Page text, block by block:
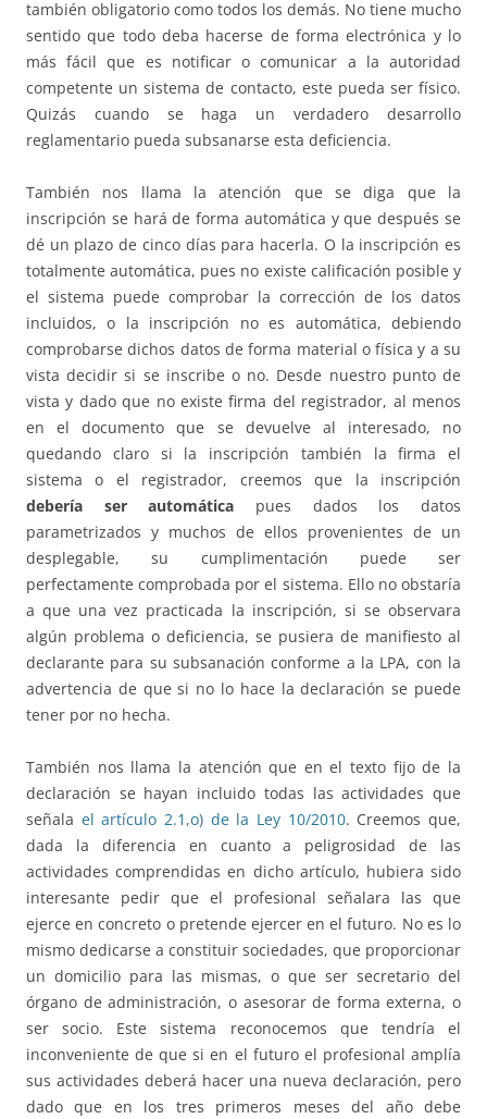
también obligatorio como todos los demás. No tiene mucho
sentido que todo deba hacerse de forma electrónica y lo
más fácil que es notificar o comunicar a la autoridad
competente un sistema de contacto, este pueda ser físico.
Quizás cuando se haga un verdadero desarrollo
reglamentario pueda subsanarse esta deficiencia.
También nos llama la atención que se diga que la
inscripción se hará de forma automática y que después se
dé un plazo de cinco días para hacerla. O la inscripción es
totalmente automática, pues no existe calificación posible y
el sistema puede comprobar la corrección de los datos
incluidos, o la inscripción no es automática, debiendo
comprobarse dichos datos de forma material o física y a su
vista decidir si se inscribe o no. Desde nuestro punto de
vista y dado que no existe firma del registrador, al menos
en el documento que se devuelve al interesado, no
quedando claro si la inscripción también la firma el
sistema o el registrador, creemos que la inscripción
debería ser automática pues dados los datos
parametrizados y muchos de ellos provenientes de un
desplegable, su cumplimentación puede ser
perfectamente comprobada por el sistema. Ello no obstaría
a que una vez practicada la inscripción, si se observara
algún problema o deficiencia, se pusiera de manifiesto al
declarante para su subsanación conforme a la LPA, con la
advertencia de que si no lo hace la declaración se puede
tener por no hecha.
También nos llama la atención que en el texto fijo de la
declaración se hayan incluido todas las actividades que
señala el artículo 2.1,o) de la Ley 10/2010. Creemos que,
dada la diferencia en cuanto a peligrosidad de las
actividades comprendidas en dicho artículo, hubiera sido
interesante pedir que el profesional señalara las que
ejerce en concreto o pretende ejercer en el futuro. No es lo
mismo dedicarse a constituir sociedades, que proporcionar
un domicilio para las mismas, o que ser secretario del
órgano de administración, o asesorar de forma externa, o
ser socio. Este sistema reconocemos que tendría el
inconveniente de que si en el futuro el profesional amplía
sus actividades deberá hacer una nueva declaración, pero
dado que en los tres primeros meses del año debe